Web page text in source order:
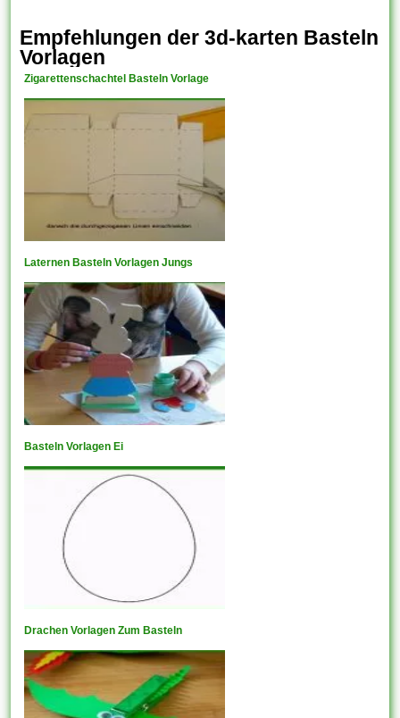
Empfehlungen der 3d-karten Basteln
Vorlagen
Zigarettenschachtel Basteln Vorlage
Laternen Basteln Vorlagen Jungs
Basteln Vorlagen Ei
Drachen Vorlagen Zum Basteln